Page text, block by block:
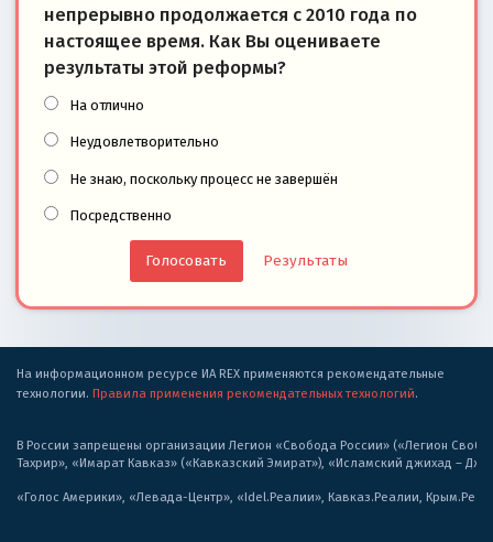
непрерывно продолжается с 2010 года по
настоящее время. Как Вы оцениваете
результаты этой реформы?
На отлично
Неудовлетворительно
Не знаю, поскольку процесс не завершён
Посредственно
Результаты
На информационном ресурсе ИА REX применяются рекомендательные
технологии. Правила применения рекомендательных технологий.
В России запрещены организации Легион «Свобода России» («Легион
Тахрир», «Имарат Кавказ» («Кавказский Эмират»), «Исламский джихад –
«Голос Америки», «Левада-Центр», «Idel.Реалии», Кавказ.Реалии,